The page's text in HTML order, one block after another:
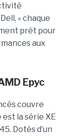
« chaque
prêt pour
aux
Epyc
couvre
la série XE
Dotés d’un